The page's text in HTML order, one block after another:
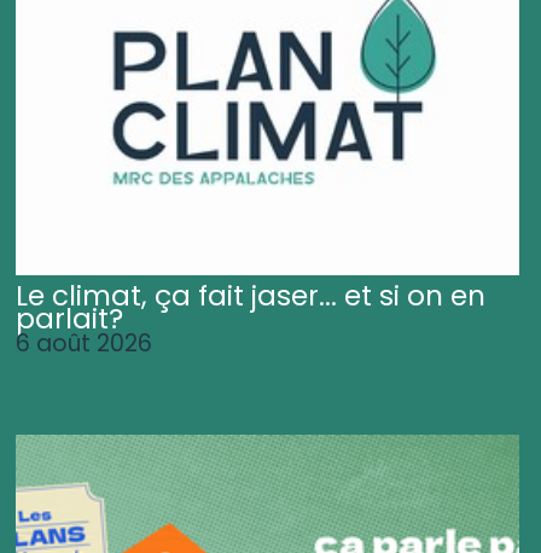
Le climat, ça fait jaser... et si on en
parlait?
6 août 2026